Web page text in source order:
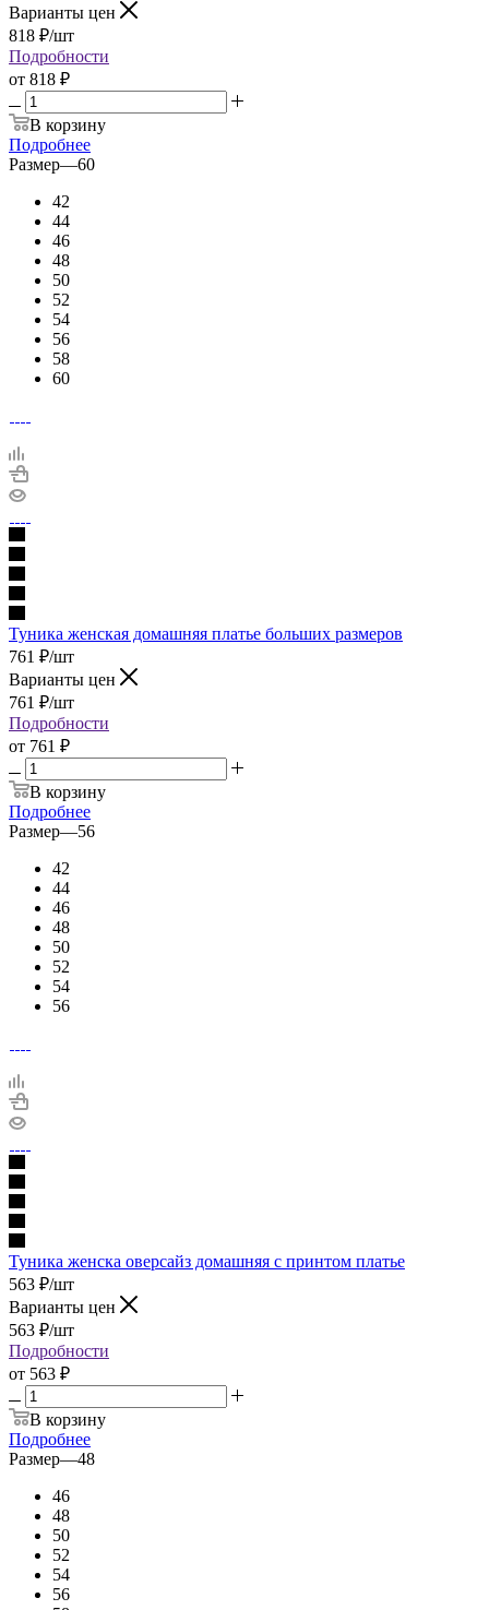
Варианты цен
818 ₽/шт
Подробности
от 818 ₽
В корзину
Подробнее
Размер—60
42
44
46
48
50
52
54
56
58
60
Туника женская домашняя платье больших размеров
761 ₽/шт
Варианты цен
761 ₽/шт
Подробности
от 761 ₽
В корзину
Подробнее
Размер—56
42
44
46
48
50
52
54
56
Туника женска оверсайз домашняя с принтом платье
563 ₽/шт
Варианты цен
563 ₽/шт
Подробности
от 563 ₽
В корзину
Подробнее
Размер—48
46
48
50
52
54
56